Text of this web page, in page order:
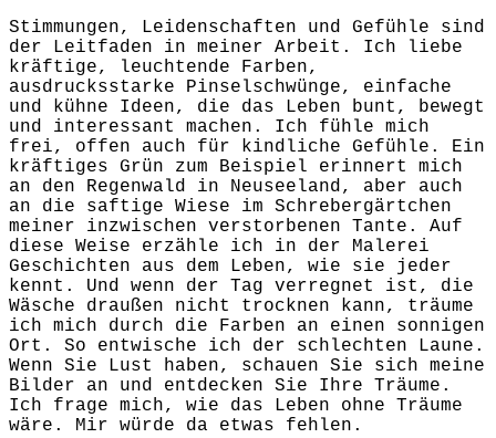
Stimmungen, Leidenschaften und Gefühle sind
der Leitfaden in meiner Arbeit. Ich liebe
kräftige, leuchtende Farben,
ausdrucksstarke Pinselschwünge, einfache
und kühne Ideen, die das Leben bunt, bewegt
und interessant machen. Ich fühle mich
frei, offen auch für kindliche Gefühle. Ein
kräftiges Grün zum Beispiel erinnert mich
an den Regenwald in Neuseeland, aber auch
an die saftige Wiese im Schrebergärtchen
meiner inzwischen verstorbenen Tante. Auf
diese Weise erzähle ich in der Malerei
Geschichten aus dem Leben, wie sie jeder
kennt. Und wenn der Tag verregnet ist, die
Wäsche draußen nicht trocknen kann, träume
ich mich durch die Farben an einen sonnigen
Ort. So entwische ich der schlechten Laune.
Wenn Sie Lust haben, schauen Sie sich meine
Bilder an und entdecken Sie Ihre Träume.
Ich frage mich, wie das Leben ohne Träume
wäre. Mir würde da etwas fehlen.